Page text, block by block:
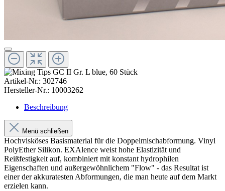
Artikel-Nr.: 302746
Hersteller-Nr.: 10003262
Beschreibung
Menü schließen
Hochvisköses Basismaterial für die Doppelmischabformung. Vinyl
PolyEther Silikon. EXAlence weist hohe Elastizität und
Reißfestigkeit auf, kombiniert mit konstant hydrophilen
Eigenschaften und außergewöhnlichem "Flow" - das Resultat ist
einer der akkuratesten Abformungen, die man heute auf dem Markt
erzielen kann.